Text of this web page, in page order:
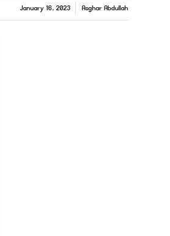
Asghar Abdullah
January 16, 2023